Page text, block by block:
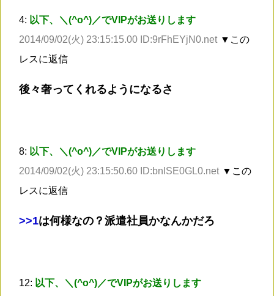
4: 以下、＼(^o^)／でVIPがお送りします
2014/09/02(火) 23:15:15.00 ID:9rFhEYjN0.net ▼この
レスに返信
後々奢ってくれるようになるさ
8: 以下、＼(^o^)／でVIPがお送りします
2014/09/02(火) 23:15:50.60 ID:bnlSE0GL0.net ▼この
レスに返信
>>1は何様なの？派遣社員かなんかだろ
12: 以下、＼(^o^)／でVIPがお送りします